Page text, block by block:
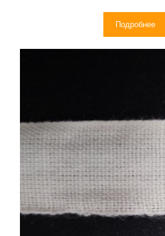
Подробнее